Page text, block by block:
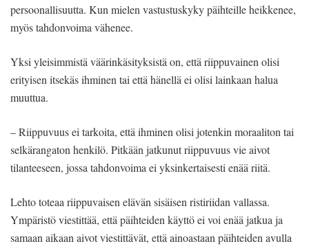
persoonallisuutta. Kun mielen vastustuskyky päihteille heikkenee,
myös tahdonvoima vähenee.
Yksi yleisimmistä väärinkäsityksistä on, että riippuvainen olisi
erityisen itsekäs ihminen tai että hänellä ei olisi lainkaan halua
muuttua.
– Riippuvuus ei tarkoita, että ihminen olisi jotenkin moraaliton tai
selkärangaton henkilö. Pitkään jatkunut riippuvuus vie aivot
tilanteeseen, jossa tahdonvoima ei yksinkertaisesti enää riitä.
Lehto toteaa riippuvaisen elävän sisäisen ristiriidan vallassa.
Ympäristö viestittää, että päihteiden käyttö ei voi enää jatkua ja
samaan aikaan aivot viestittävät, että ainoastaan päihteiden avulla